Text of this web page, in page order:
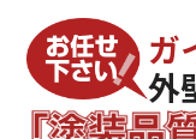
ガ
外